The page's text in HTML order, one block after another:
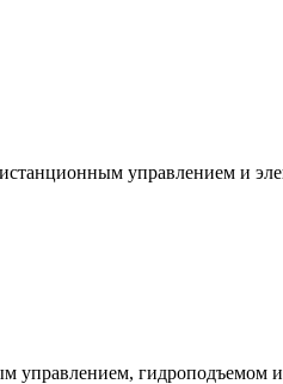
управлением и
управлением, гидроподъемом и